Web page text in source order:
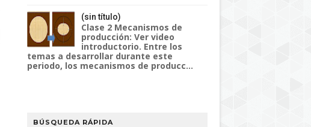
(sin título)
Clase 2 Mecanismos de
producción: Ver video
introductorio. Entre los
temas a desarrollar durante este
periodo, los mecanismos de producc...
BÚSQUEDA RÁPIDA